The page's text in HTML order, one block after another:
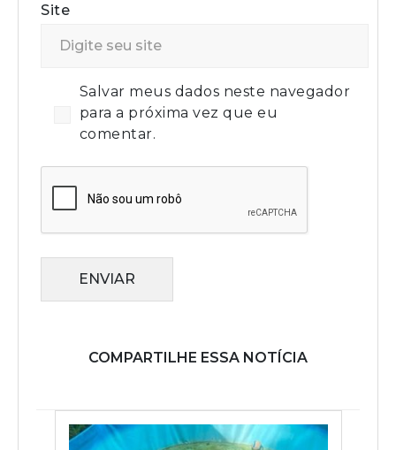
Site
Salvar meus dados neste navegador
para a próxima vez que eu
comentar.
ENVIAR
COMPARTILHE ESSA NOTÍCIA